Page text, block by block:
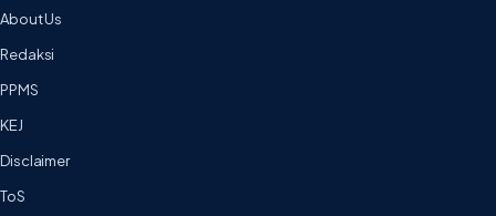
About Us
Redaksi
PPMS
KEJ
Disclaimer
ToS